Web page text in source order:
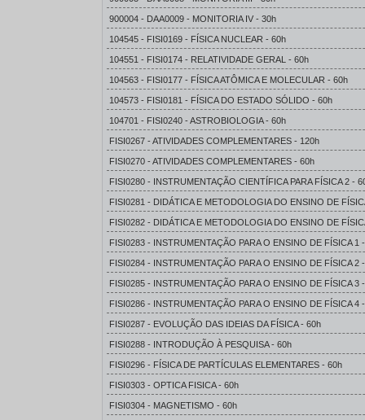
900004 - DAA0009 - MONITORIA IV - 30h
104545 - FISI0169 - FÍSICA NUCLEAR - 60h
104551 - FISI0174 - RELATIVIDADE GERAL - 60h
104563 - FISI0177 - FÍSICA ATÔMICA E MOLECULAR - 60h
104573 - FISI0181 - FÍSICA DO ESTADO SÓLIDO - 60h
104701 - FISI0240 - ASTROBIOLOGIA - 60h
FISI0267 - ATIVIDADES COMPLEMENTARES - 120h
FISI0270 - ATIVIDADES COMPLEMENTARES - 60h
FISI0280 - INSTRUMENTAÇÃO CIENTÍFICA PARA FÍSICA 2 -
FISI0281 - DIDÁTICA E METODOLOGIA DO ENSINO DE
FISI0282 - DIDÁTICA E METODOLOGIA DO ENSINO DE
FISI0283 - INSTRUMENTAÇÃO PARA O ENSINO DE FÍSICA 1
FISI0284 - INSTRUMENTAÇÃO PARA O ENSINO DE FÍSICA 2
FISI0285 - INSTRUMENTAÇÃO PARA O ENSINO DE FÍSICA 3
FISI0286 - INSTRUMENTAÇÃO PARA O ENSINO DE FÍSICA 4
FISI0287 - EVOLUÇÃO DAS IDEIAS DA FÍSICA - 60h
FISI0288 - INTRODUÇÃO À PESQUISA - 60h
FISI0296 - FÍSICA DE PARTÍCULAS ELEMENTARES - 60h
FISI0303 - OPTICA FISICA - 60h
FISI0304 - MAGNETISMO - 60h